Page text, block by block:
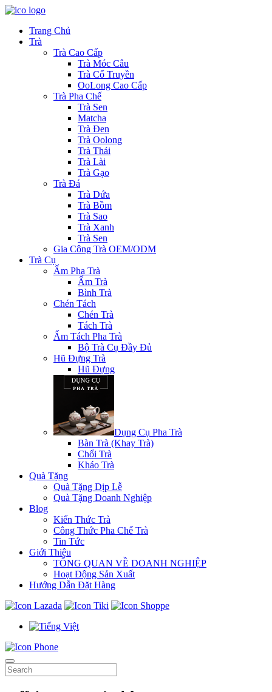
Trang Chủ
Trà
Trà Cao Cấp
Trà Móc Câu
Trà Cổ Truyền
OoLong Cao Cấp
Trà Pha Chế
Trà Sen
Matcha
Trà Đen
Trà Oolong
Trà Thái
Trà Lài
Trà Gạo
Trà Đá
Trà Dứa
Trà Bồm
Trà Sao
Trà Xanh
Trà Sen
Gia Công Trà OEM/ODM
Trà Cụ
Ấm Pha Trà
Ấm Trà
Bình Trà
Chén Tách
Chén Trà
Tách Trà
Ấm Tách Pha Trà
Bộ Trà Cụ Đầy Đủ
Hũ Đựng Trà
Hũ Đựng
Dụng Cụ Pha Trà
Bàn Trà (Khay Trà)
Chổi Trà
Kháo Trà
Quà Tặng
Quà Tặng Dịp Lễ
Quà Tặng Doanh Nghiệp
Blog
Kiến Thức Trà
Công Thức Pha Chế Trà
Tin Tức
Giới Thiệu
TỔNG QUAN VỀ DOANH NGHIỆP
Hoạt Động Sản Xuất
Hướng Dẫn Đặt Hàng